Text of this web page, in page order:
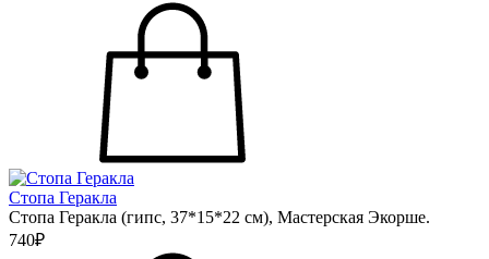
Стопа Геракла
Стопа Геракла (гипс, 37*15*22 см), Мастерская Экорше.
740₽